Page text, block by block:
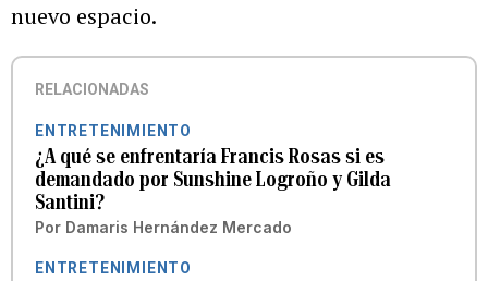
nuevo espacio.
RELACIONADAS
ENTRETENIMIENTO
¿A qué se enfrentaría Francis Rosas si es
demandado por Sunshine Logroño y Gilda
Santini?
Por Damaris Hernández Mercado
ENTRETENIMIENTO